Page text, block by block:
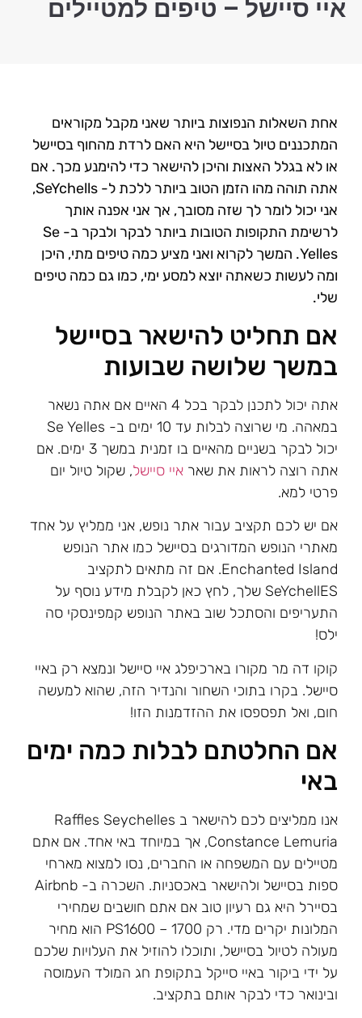
איי סיישל – טיפים למטיילים
אחת השאלות הנפוצות ביותר שאני מקבל מקוראים
המתכננים טיול בסיישל היא האם לרדת מהחוף בסיישל
או לא בגלל האצות והיכן להישאר כדי להימנע מכך. אם
אתה תוהה מהו הזמן הטוב ביותר ללכת ל- SeYchells,
אני יכול לומר לך שזה מסובך, אך אני אפנה אותך
לרשימת התקופות הטובות ביותר לבקר ולבקר ב- Se
Yelles. המשך לקרוא ואני מציע כמה טיפים מתי, היכן
ומה לעשות כשאתה יוצא למסע ימי, כמו גם כמה טיפים
שלי.
אם תחליט להישאר בסיישל
במשך שלושה שבועות
אתה יכול לתכנן לבקר בכל 4 האיים אם אתה נשאר
במאהה. מי שרוצה לבלות עד 10 ימים ב- Se Yelles
יכול לבקר בשניים מהאיים בו זמנית במשך 3 ימים. אם
אתה רוצה לראות את שאר איי סיישל, שקול טיול יום
פרטי למא.
אם יש לכם תקציב עבור אתר נופש, אני ממליץ על אחד
מאתרי הנופש המדורגים בסיישל כמו אתר הנופש
Enchanted Island. אם זה מתאים לתקציב
SeYchellES שלך, לחץ כאן לקבלת מידע נוסף על
התעריפים והסתכל שוב באתר הנופש קמפינסקי סה
ילס!
קוקו דה מר מקורו בארכיפלג איי סיישל ונמצא רק באיי
סיישל. בקרו בתוכי השחור והנדיר הזה, שהוא למעשה
חום, ואל תפספסו את ההזדמנות הזו!
אם החלטתם לבלות כמה ימים
באי
אנו ממליצים לכם להישאר ב Raffles Seychelles
Constance Lemuria, אך במיוחד באי אחד. אם אתם
מטיילים עם המשפחה או החברים, נסו למצוא מארחי
ספות בסיישל ולהישאר באכסניות. השכרה ב- Airbnb
בסיירל היא גם רעיון טוב אם אתם חושבים שמחירי
המלונות יקרים מדי. רק PS1600 – 1700 הוא מחיר
מעולה לטיול בסיישל, ותוכלו להוזיל את העלויות שלכם
על ידי ביקור באיי סייקל בתקופת חג המולד העמוסה
ובינואר כדי לבקר אותם בתקציב.